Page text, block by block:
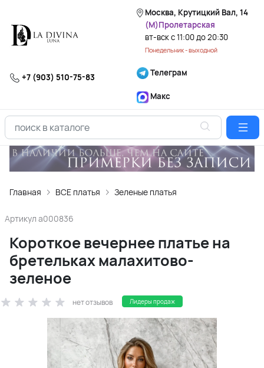
Москва, Крутицкий Вал, 14
(М)Пролетарская
вт-вск с 11:00 до 20:30
Понедельник - выходной
+7 (903) 510-75-83 Телеграм
Макс
Главная ВСЕ платья Зеленые платья
Артикул a000836
Короткое вечернее платье на
бретельках малахитово-
зеленое
нет отзывов Лидеры продаж